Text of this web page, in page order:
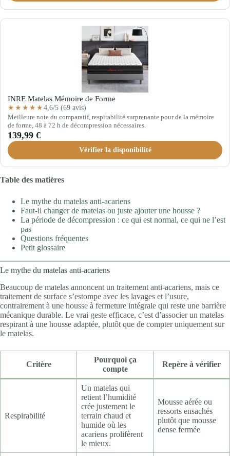
INRE Matelas Mémoire de Forme
★★★★★4,6/5 (69 avis)
Meilleure note du comparatif, respirabilité surprenante pour de la mémoire
de forme, 48 à 72 h de décompression nécessaires.
139,99 €
Vérifier la disponibilité
Table des matières
Le mythe du matelas anti-acariens
Faut-il changer de matelas ou juste ajouter une housse ?
La période de décompression : ce qui est normal, ce qui ne l’est
pas
Questions fréquentes
Petit glossaire
Le mythe du matelas anti-acariens
Beaucoup de matelas annoncent un traitement anti-acariens, mais ce
traitement de surface s’estompe avec les lavages et l’usure,
contrairement à une housse à fermeture intégrale qui reste une barrière
mécanique durable. Le vrai geste efficace, c’est d’associer un matelas
respirant à une housse adaptée, plutôt que de compter uniquement sur
le matelas.
Critère
Pourquoi ça
compte
Repère à vérifier
Respirabilité
Un matelas qui
retient l’humidité
crée justement le
terrain chaud et
humide où les
acariens prolifèrent
le mieux.
Mousse aérée ou
ressorts ensachés
plutôt que mousse
dense fermée